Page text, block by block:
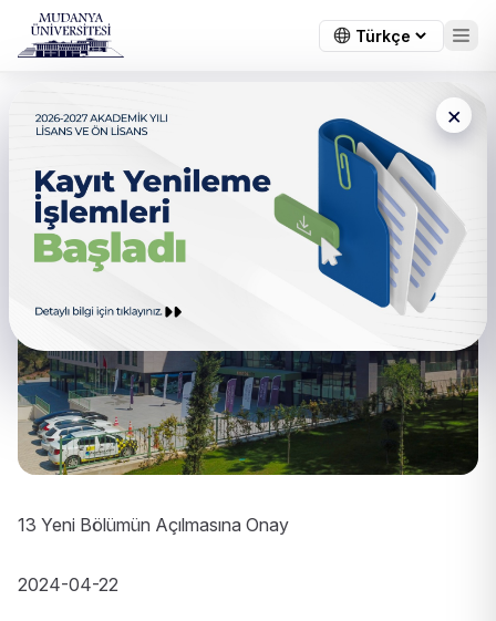
×
13 Yeni Bölümün Açılmasına
Onay
13 Yeni Bölümün Açılmasına Onay
2024-04-22